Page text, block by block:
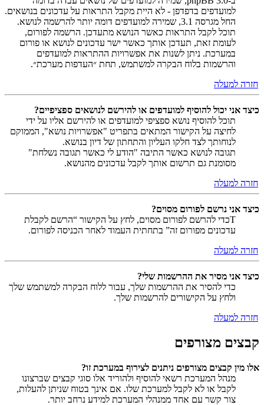
למועדפים בדפדפן - לא היית מקבל התראות על עדכונים בנושאים.
החל מגרסה 3.1, שמירה למועדפים דומה יותר להרשמה לנושא.
תוכל לקבל התראות כאשר הנושא מתעדכן. הרשמה לפורום,
לעומת זאת, תעדכן אותך כאשר ישר עדכונים לנושא או פורום
במערכת. ניתן לשנות את אפשרויות ההתראות למועדפים
והרשמות בלוח הבקרה למשתמש, תחת ״העדפות מערכת״.
חזרה למעלה
כיצד אני יכול להוסיף למועדפים או להירשם לנושאים ספציפיים?
תוכל להוסיף נושא ספציפי למועדפים או להירשם אליו על ידי
לחיצה על הקישור המתאים בתפריט "אפשרויות נושא", הממוקם
לנוחותך לצד חלקו העליון והתחתון של דיון בנושא.
תגובה לנושא כאשר התיבה "הודע לי כאשר תגובה נשלחת"
מסומנת גם תרשום אותך לקבל עדכונים מהנושא.
חזרה למעלה
כיצד אני נרשם לפורום מסוים?
Tכדי להרשם לפורום מסוים, לחץ על הקישור “הרשם לקבלת
עדכונים מפורום זה” בתחתית העמוד לאחר הכניסה לפורום.
חזרה למעלה
כיצד אני מסיר את ההרשמות שלי?
כדי להסיר את ההרשמות שלך, עבור ללוח הבקרה למשתמש שלך
ולחץ על הקישורים להרשמות שלך.
חזרה למעלה
קבצים מצורפים
אלו מין קבצים מצורפים ניתנים לצירוף במערכת זו?
מנהל המערכת רשאי להוסיף ולהוריד אלו סוגי קבצים שברצונו
לקבל או לא לקבל למערכת שלו. אם אינך בטוח שניתן להעלות,
צור קשר עם אחד ממנהלי המערכת למידע נרחב יותר.